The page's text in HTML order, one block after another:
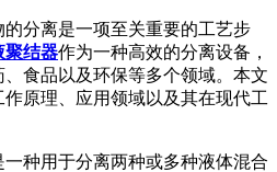
分离是一项至关重要的工艺步
聚结器作为一种高效的分离设备，
食品以及环保等多个领域。本文
原理、应用领域以及其在现代工
种用于分离两种或多种液体混合